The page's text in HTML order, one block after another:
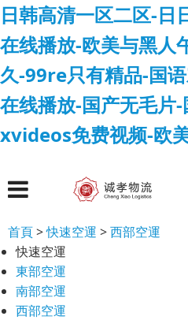
日韩高清一区二区-日
在线播放-欧美与黑人
久-99re只有精品-国
在线播放-国产无毛片
xvideos免费视频-欧
首頁>快速空運 >西部空運
快速空運
東部空運
南部空運
西部空運